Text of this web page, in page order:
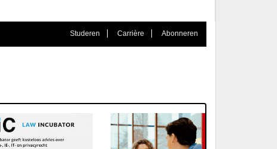
Studeren Carrière Abonneren